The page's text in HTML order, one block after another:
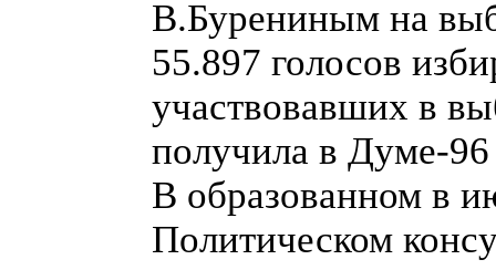
В.Бурениным на
55.897 голосов
участвовавших в
получила в Думе-
В образованном в
Политическом